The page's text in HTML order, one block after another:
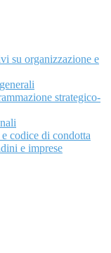
su organizzazione e
strategico-
codice di condotta
e imprese